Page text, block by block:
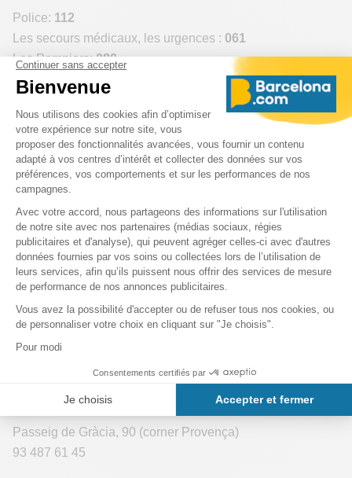
Police: 112
Les secours médicaux, les urgences : 061
Les Pompiers:080
Les Pharmacies ouvertes 24/24 à Barcelone
Ciutat Vella
Farmàcia
La Rambla, 98 (in
front of Boqueria)
93 301 28 43
Farmacia Álvarez
Passeig de Gràcia, 26 (next to Gran Via)
Passeig de Gràcia, 90 (corner Provença)
93 487 61 45